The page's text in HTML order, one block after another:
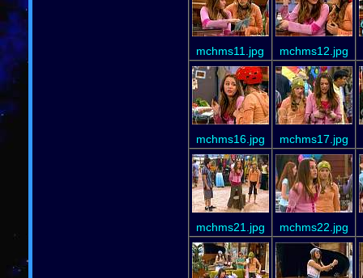
mchms11.jpg mchms12.jpg
mchms16.jpg mchms17.jpg
mchms21.jpg mchms22.jpg